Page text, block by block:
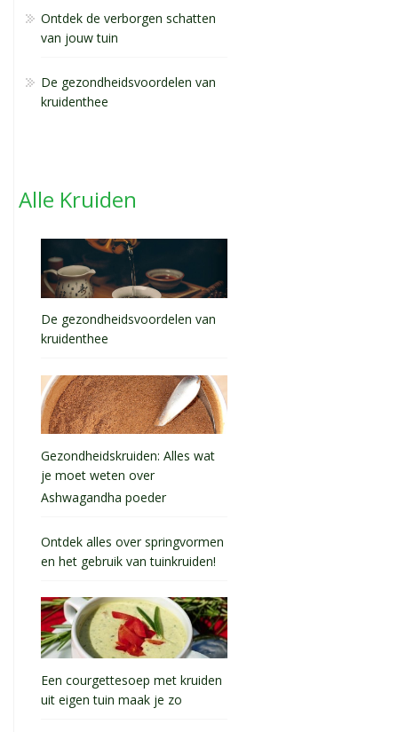
Ontdek de verborgen schatten
van jouw tuin
De gezondheidsvoordelen van
kruidenthee
Alle Kruiden
De gezondheidsvoordelen van
kruidenthee
Gezondheidskruiden: Alles wat
je moet weten over
Ashwagandha poeder
Ontdek alles over springvormen
en het gebruik van tuinkruiden!
Een courgettesoep met kruiden
uit eigen tuin maak je zo